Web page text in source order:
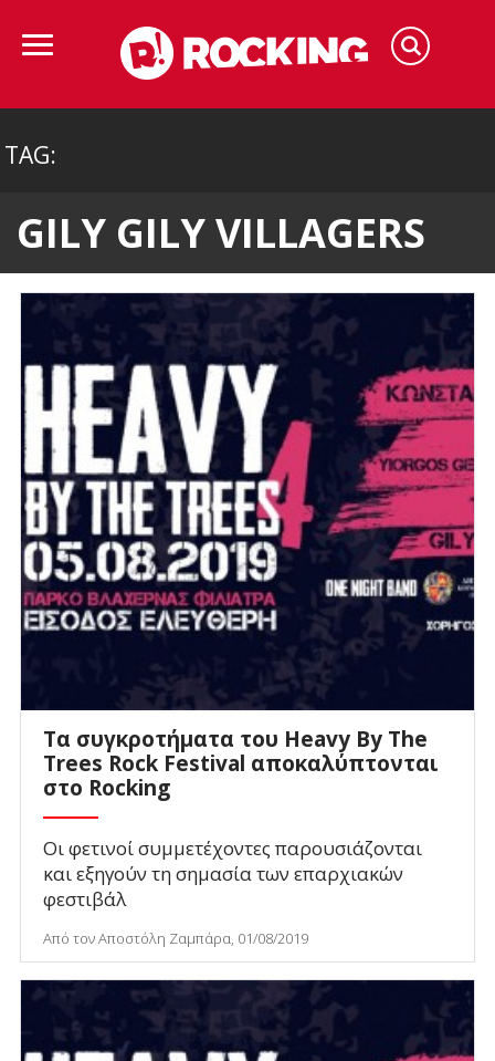
TAG:
GILY GILY VILLAGERS
Τα συγκροτήματα του Heavy By The
Trees Rock Festival αποκαλύπτονται
στο Rocking
Οι φετινοί συμμετέχοντες παρουσιάζονται
και εξηγούν τη σημασία των επαρχιακών
φεστιβάλ
Από τον Αποστόλη Ζαμπάρα, 01/08/2019